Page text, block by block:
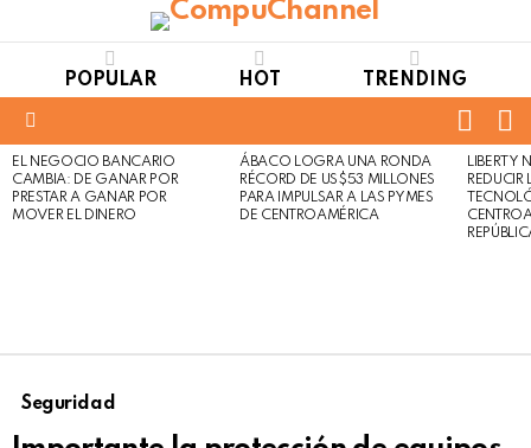
POPULAR HOT TRENDING
LATEST
STORIES
EL NEGOCIO BANCARIO
CAMBIA: DE GANAR POR
PRESTAR A GANAR POR
MOVER EL DINERO
Not
Safe
For
Click
to
view
ÁBACO LOGRA UNA RONDA
RÉCORD DE US$53 MILLONES
PARA IMPULSAR A LAS PYMES
DE CENTROAMÉRICA
LIBERTY
REDUCIR
Seguridad